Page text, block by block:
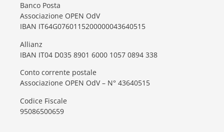
Banco Posta
Associazione OPEN OdV
IBAN IT64G0760115200000043640515
Allianz
IBAN IT04 D035 8901 6000 1057 0894 338
Conto corrente postale
Associazione OPEN OdV – N° 43640515
Codice Fiscale
95086500659